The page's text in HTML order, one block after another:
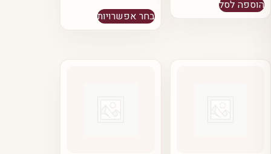
בחר אפשרויותזה
הוספה לסל